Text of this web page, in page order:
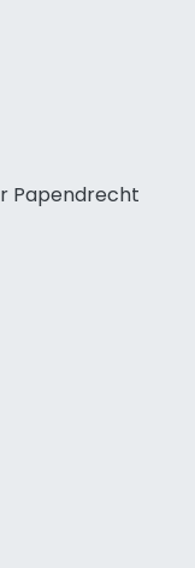
Papendrecht